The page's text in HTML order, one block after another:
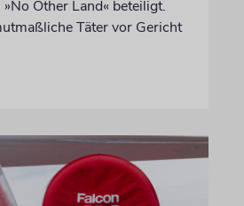
Other Land« beteiligt.
Täter vor Gericht